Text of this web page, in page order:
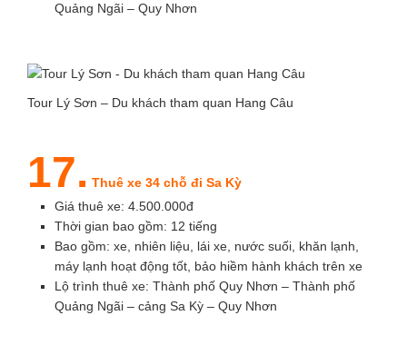
Quảng Ngãi – Quy Nhơn
Tour Lý Sơn – Du khách tham quan Hang Câu
17. Thuê xe 34 chỗ đi Sa Kỳ
Giá thuê xe: 4.500.000đ
Thời gian bao gồm: 12 tiếng
Bao gồm: xe, nhiên liệu, lái xe, nước suối, khăn lạnh,
máy lạnh hoạt động tốt, bảo hiềm hành khách trên xe
Lộ trình thuê xe: Thành phố Quy Nhơn – Thành phố
Quảng Ngãi – cảng Sa Kỳ – Quy Nhơn